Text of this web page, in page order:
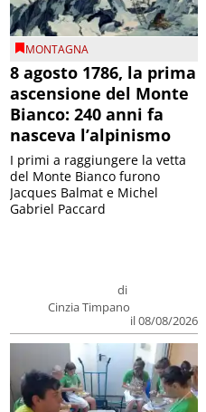
MONTAGNA
8 agosto 1786, la prima
ascensione del Monte
Bianco: 240 anni fa
nasceva l’alpinismo
di
Cinzia Timpano
il 08/08/2026
I primi a raggiungere la vetta
del Monte Bianco furono
Jacques Balmat e Michel
Gabriel Paccard